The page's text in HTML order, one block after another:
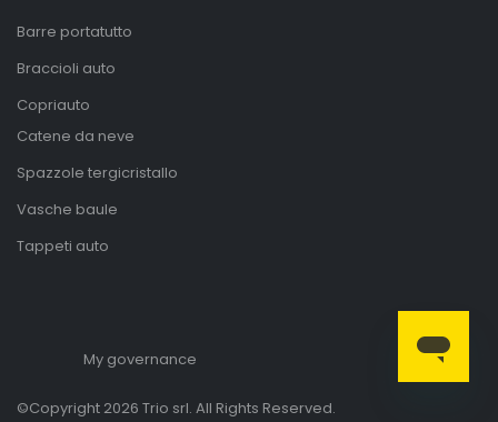
Barre portatutto
Braccioli auto
Copriauto
Catene da neve
Spazzole tergicristallo
Vasche baule
Tappeti auto
My governance
©Copyright 2026 Trio srl. All Rights Reserved.